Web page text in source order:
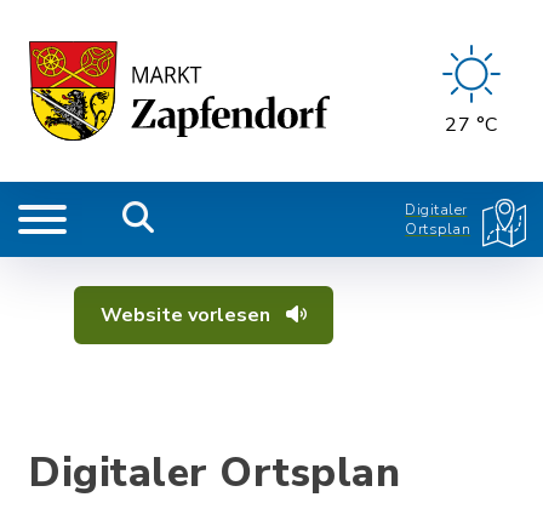
27 °C
Digitaler
Ortsplan
Website vorlesen
Digitaler Ortsplan